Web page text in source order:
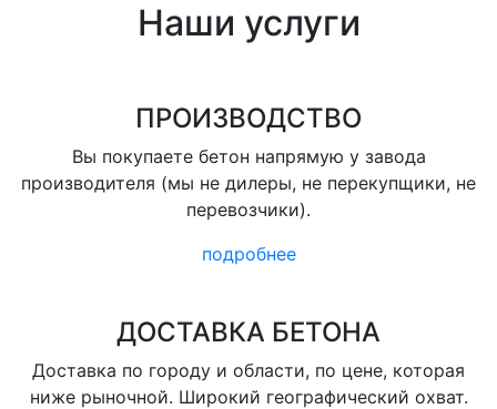
Наши услуги
ПРОИЗВОДСТВО
Вы покупаете бетон напрямую у завода
производителя (мы не дилеры, не перекупщики, не
перевозчики).
подробнее
ДОСТАВКА БЕТОНА
Доставка по городу и области, по цене, которая
ниже рыночной. Широкий географический охват.